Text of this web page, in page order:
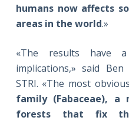
humans now affects
areas in the world.»
«The results have
implications,» said
STRI. «The most
family (Fabaceae),
forests that fix